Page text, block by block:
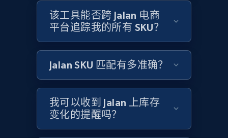
specific category URL
URL, Domain, Country code, Model number,
Sku, Product id, Product name, Manufacturer,
and more.
2.1K+ 355+ 立即开始
Amazon products global dataset
该工具能否跨 Jalan 电商
平台追踪我的所有 SKU？
Jalan SKU 匹配有多准确？
我可以收到 Jalan 上库存
变化的提醒吗？